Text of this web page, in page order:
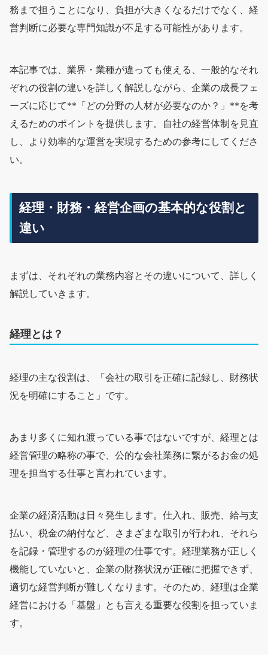
務まで担うことになり、負担が大きくなるだけでなく、経
営判断に必要な専門知識が不足する可能性があります。
本記事では、業界・業種が違っても使える、一般的なそれ
ぞれの役割の違いを詳しく解説しながら、企業の成長フェ
ーズに応じて**「どの分野の人材が必要なのか？」**を考
えるためのポイントを提供します。自社の経営体制を見直
し、より効率的な運営を実現するための参考にしてくださ
い。
経理・財務・経営企画の基本的な役割と
違い
まずは、それぞれの業務内容とその違いについて、詳しく
解説していきます。
経理とは？
経理の主な役割は、「会社の取引を正確に記録し、財務状
況を明確にすること」です。
あまり多くに知れ渡っている事ではないですが、経理とは
経営管理の略称の事で、公的な会社業務に繋がるお金の処
理を担当する仕事と言われています。
企業の経済活動は日々発生します。仕入れ、販売、給与支
払い、税金の納付など、さまざまな取引が行われ、それら
を記録・管理するのが経理の仕事です。経理業務が正しく
機能していないと、企業の財務状況が正確に把握できず、
適切な経営判断が難しくなります。そのため、経理は企業
経営における「基盤」とも言える重要な役割を担っていま
す。